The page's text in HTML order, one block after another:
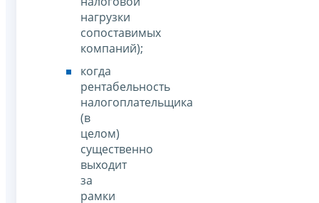
нагрузки
сопоставимых
компаний);
когда
рентабельность
налогоплательщика
(в
целом)
существенно
выходит
за
рамки